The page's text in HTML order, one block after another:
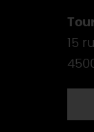
15